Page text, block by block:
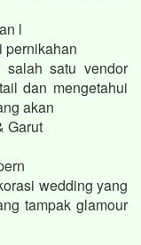
l
pernikahan
satu vendor
dan mengetahui
akan
Garut
wedding yang
tampak glamour